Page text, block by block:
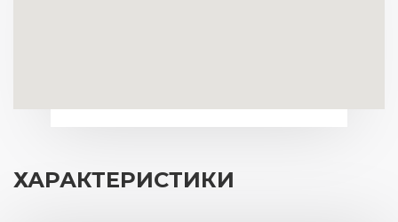
ХАРАКТЕРИСТИКИ